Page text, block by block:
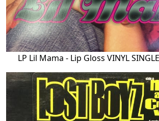
LP Lil Mama - Lip Gloss VINYL